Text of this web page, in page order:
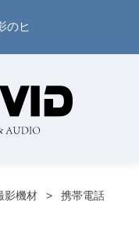
のヒント
影機材 携帯電話